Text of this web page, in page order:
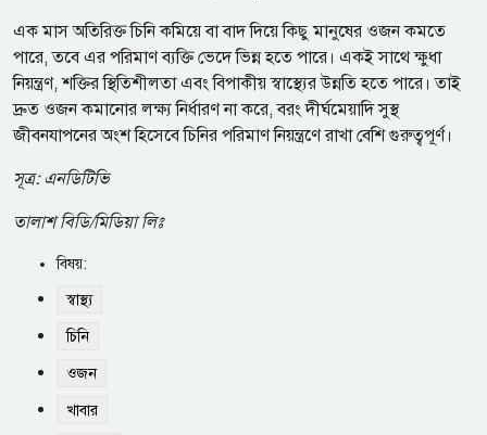
এক মাস অতিরিক্ত চিনি কমিয়ে বা বাদ দিয়ে কিছু মানুষের ওজন কমতে
পারে, তবে এর পরিমাণ ব্যক্তি ভেদে ভিন্ন হতে পারে। একই সাথে ক্ষুধা
নিয়ন্ত্রণ, শক্তির স্থিতিশীলতা এবং বিপাকীয় স্বাস্থ্যের উন্নতি হতে পারে। তাই
দ্রুত ওজন কমানোর লক্ষ্য নির্ধারণ না করে, বরং দীর্ঘমেয়াদি সুস্থ
জীবনযাপনের অংশ হিসেবে চিনির পরিমাণ নিয়ন্ত্রণে রাখা বেশি গুরুত্বপূর্ণ।
সূত্র: এনডিটিভি
তালাশ বিডি/মিডিয়া লিঃ
বিষয়:
স্বাস্থ্য
চিনি
ওজন
খাবার